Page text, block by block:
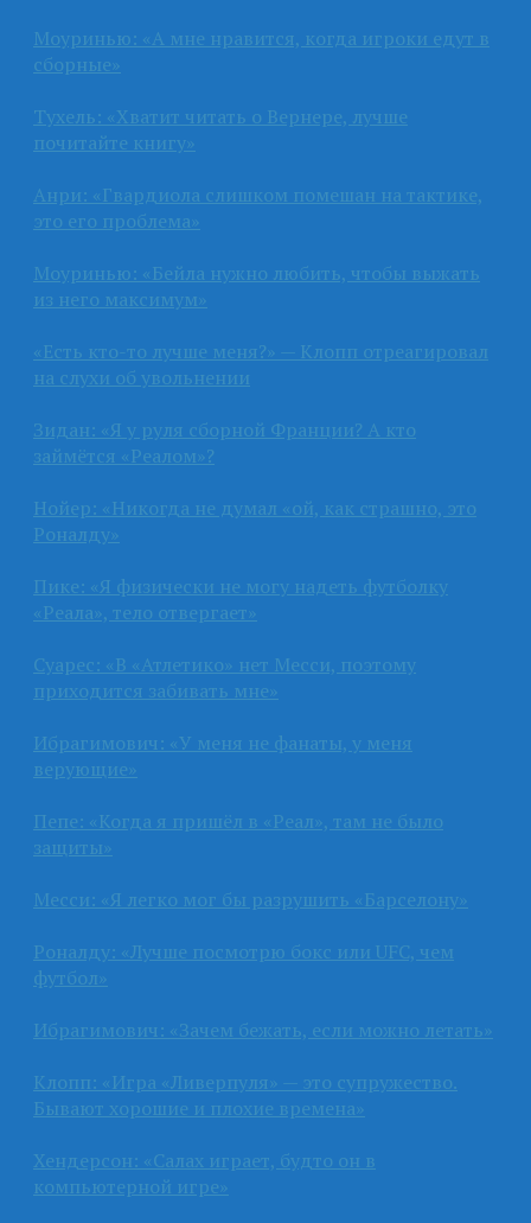
Моуринью: «А мне нравится, когда игроки едут в
сборные»
Тухель: «Хватит читать о Вернере, лучше
почитайте книгу»
Анри: «Гвардиола слишком помешан на тактике,
это его проблема»
Моуринью: «Бейла нужно любить, чтобы выжать
из него максимум»
«Есть кто-то лучше меня?» — Клопп отреагировал
на слухи об увольнении
Зидан: «Я у руля сборной Франции? А кто
займётся «Реалом»?
Нойер: «Никогда не думал «ой, как страшно, это
Роналду»
Пике: «Я физически не могу надеть футболку
«Реала», тело отвергает»
Суарес: «В «Атлетико» нет Месси, поэтому
приходится забивать мне»
Ибрагимович: «У меня не фанаты, у меня
верующие»
Пепе: «Когда я пришёл в «Реал», там не было
защиты»
Месси: «Я легко мог бы разрушить «Барселону»
Роналду: «Лучше посмотрю бокс или UFC, чем
футбол»
Ибрагимович: «Зачем бежать, если можно летать»
Клопп: «Игра «Ливерпуля» — это супружество.
Бывают хорошие и плохие времена»
Хендерсон: «Салах играет, будто он в
компьютерной игре»